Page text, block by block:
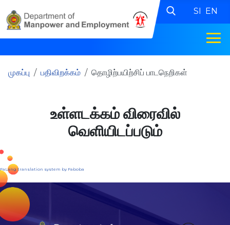
SI EN
முகப்பு பதிவிறக்கம் தொழிற்பயிற்சிப் பாடநெறிகள்
உள்ளடக்கம் விரைவில்
வெளியிடப்படும்
FaLang translation system by Faboba